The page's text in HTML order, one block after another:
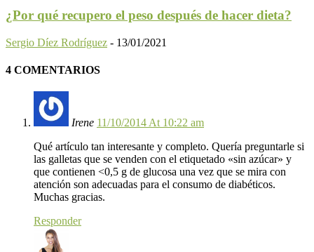
¿Por qué recupero el peso después de hacer dieta?
Sergio Díez Rodríguez - 13/01/2021
4 COMENTARIOS
Irene 11/10/2014 At 10:22 am
Qué artículo tan interesante y completo. Quería preguntarle si
las galletas que se venden con el etiquetado «sin azúcar» y
que contienen <0,5 g de glucosa una vez que se mira con
atención son adecuadas para el consumo de diabéticos.
Muchas gracias.
Responder